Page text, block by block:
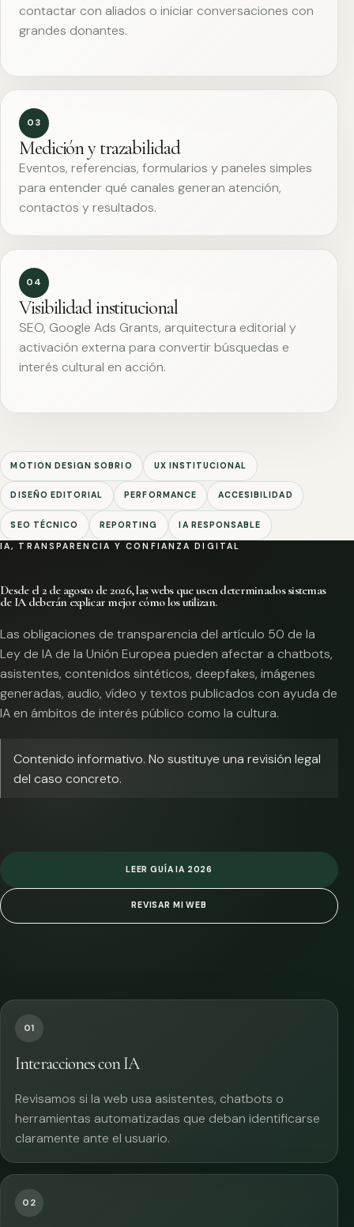
contactar con aliados o iniciar conversaciones con
grandes donantes.
03
Medición y trazabilidad
Eventos, referencias, formularios y paneles simples
para entender qué canales generan atención,
contactos y resultados.
04
Visibilidad institucional
SEO, Google Ads Grants, arquitectura editorial y
activación externa para convertir búsquedas e
interés cultural en acción.
MOTION DESIGN SOBRIO UX INSTITUCIONAL
DISEÑO EDITORIAL PERFORMANCE ACCESIBILIDAD
SEO TÉCNICO REPORTING IA RESPONSABLE
IA, TRANSPARENCIA Y CONFIANZA DIGITAL
Desde el 2 de agosto de 2026, las webs que usen determinados sistemas
de IA deberán explicar mejor cómo los utilizan.
Las obligaciones de transparencia del artículo 50 de la
Ley de IA de la Unión Europea pueden afectar a chatbots,
asistentes, contenidos sintéticos, deepfakes, imágenes
generadas, audio, vídeo y textos publicados con ayuda de
IA en ámbitos de interés público como la cultura.
Contenido informativo. No sustituye una revisión legal
del caso concreto.
LEER GUÍA IA 2026
REVISAR MI WEB
01
Interacciones con IA
Revisamos si la web usa asistentes, chatbots o
herramientas automatizadas que deban identificarse
claramente ante el usuario.
02